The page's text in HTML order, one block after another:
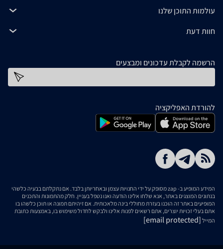
עולמות התוכן שלנו
חוות דעת
הרשמה לקבלת עדכונים ומבצעים
להורדת האפליקציה
המידע המופיע ב- zap מסופק על ידי החנויות עצמן ובאחריותן בלבד. אם נתקלתם בבעיה כלשהי
בנתונים המוצגים באתר, אנא שלחו אלינו הודעה ואנו נטפל בעניין. חלק מהתמונות והתכנים
המופיעים באתר זה הוכנו בעזרת מחוללי בינה מלאכותית. אם זיהיתם תמונה או תוכן כלשהו בו
אתם בעלי זכויות יוצרים, אתם רשאים לפנות אלינו ולבקש לחדול משימוש בו, באמצעות כתובת
המייל [email protected]